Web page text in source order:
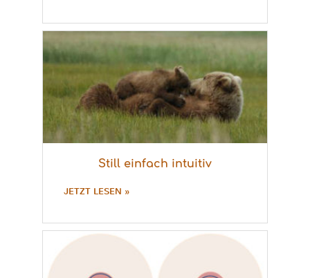
Still einfach intuitiv
JETZT LESEN »